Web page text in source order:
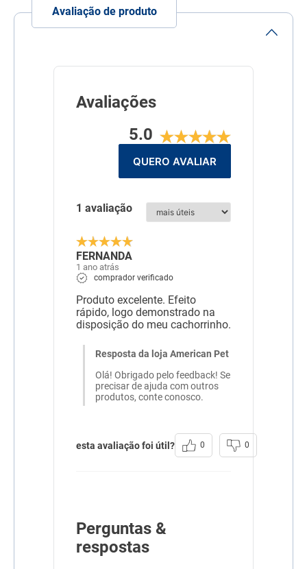
Indicação Veterinária
Indicado para cães e gatos,
Composição
Vitamina B5, Vitamina B6,
Vitamina B12.
Avaliação de produto
Avaliações
5.0
QUERO AVALIAR
1 avaliação
FERNANDA
1 ano atrás
comprador verificado
Produto excelente. Efeito
rápido, logo demonstrado na
disposição do meu cachorrinho.
Resposta da loja American Pet
Olá! Obrigado pelo feedback! Se
precisar de ajuda com outros
produtos, conte conosco.
esta avaliação foi útil? 0 0
Perguntas &
respostas